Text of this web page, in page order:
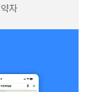
자